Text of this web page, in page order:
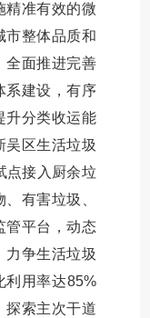
精准有效的微
市整体品质和
全面推进完善
系建设，有序
升分类收运能
吴区生活垃圾
点接入厨余垃
有害垃圾、
管平台，动态
力争生活垃圾
利用率达85%
探索主次干道